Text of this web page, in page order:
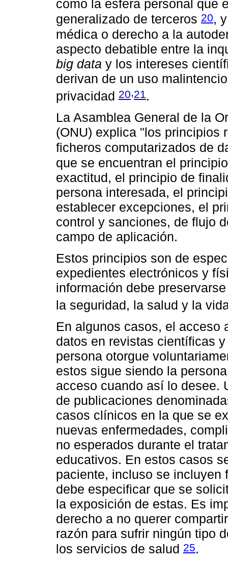
como la esfera personal que
generalizado de terceros 20,
médica o derecho a la
aspecto debatible entre la
big data y los intereses
derivan de un uso
privacidad 20,21.
La Asamblea General de la
(ONU) explica "los principios
ficheros computarizados de
que se encuentran el
exactitud, el principio de
persona interesada, el
establecer excepciones, el
control y sanciones, de flujo
campo de aplicación.
Estos principios son de
expedientes electrónicos y
información debe
la seguridad, la salud y la
En algunos casos, el acceso
datos en revistas científicas
persona otorgue
estos sigue siendo la
acceso cuando así lo desee.
de publicaciones
casos clínicos en la que se
nuevas enfermedades,
no esperados durante el
educativos. En estos casos
paciente, incluso se incluyen
debe especificar que se
la exposición de estas. Es
derecho a no querer
razón para sufrir ningún tipo
los servicios de salud 25.